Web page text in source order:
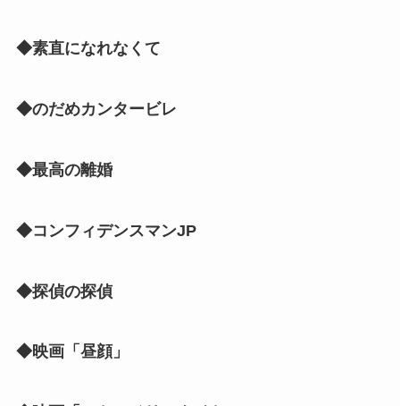
◆素直になれなくて
◆のだめカンタービレ
◆最高の離婚
◆コンフィデンスマンJP
◆探偵の探偵
◆映画「昼顔」